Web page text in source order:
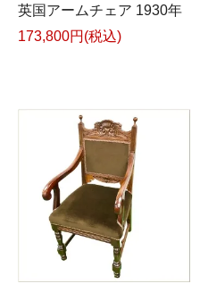
英国アームチェア 1930年
173,800円(税込)